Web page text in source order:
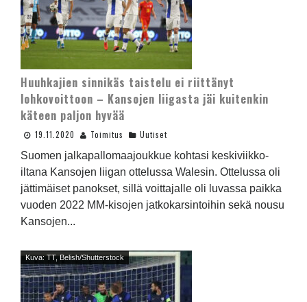
Huuhkajien sinnikäs taistelu ei riittänyt
lohkovoittoon – Kansojen liigasta jäi kuitenkin
käteen paljon hyvää
19.11.2020 Toimitus Uutiset
Suomen jalkapallomaajoukkue kohtasi keskiviikko-
iltana Kansojen liigan ottelussa Walesin. Ottelussa oli
jättimäiset panokset, sillä voittajalle oli luvassa paikka
vuoden 2022 MM-kisojen jatkokarsintoihin sekä nousu
Kansojen...
Kuva: TT, Belish/Shutterstock